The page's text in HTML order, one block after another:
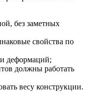
без заметных
свойства по
деформаций;
должны работать
весу конструкции.